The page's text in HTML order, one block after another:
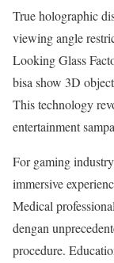
True holographic
viewing angle
Looking Glass
bisa show 3D
This technology
entertainment
For gaming
immersive
Medical
dengan
procedure.